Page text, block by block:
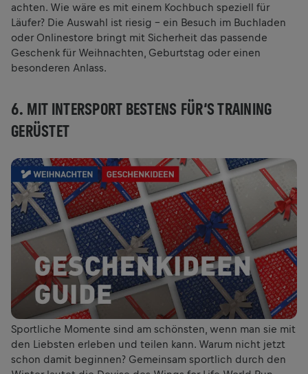
achten. Wie wäre es mit einem Kochbuch speziell für
Läufer? Die Auswahl ist riesig – ein Besuch im Buchladen
oder Onlinestore bringt mit Sicherheit das passende
Geschenk für Weihnachten, Geburtstag oder einen
besonderen Anlass.
6. MIT INTERSPORT BESTENS FÜR‘S TRAINING
GERÜSTET
Sportliche Momente sind am schönsten, wenn man sie mit
den Liebsten erleben und teilen kann. Warum nicht jetzt
schon damit beginnen? Gemeinsam sportlich durch den